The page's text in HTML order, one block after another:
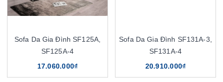
Sofa Da Gia Đình SF125A,
SF125A-4
17.060.000₫
Sofa Da Gia Đình SF131A-3,
SF131A-4
20.910.000₫